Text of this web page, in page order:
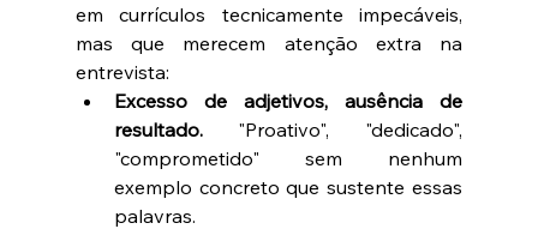
em currículos tecnicamente impecáveis,
mas que merecem atenção extra na
entrevista:
Excesso de adjetivos, ausência de
resultado. "Proativo", "dedicado",
"comprometido" sem nenhum
exemplo concreto que sustente essas
palavras.